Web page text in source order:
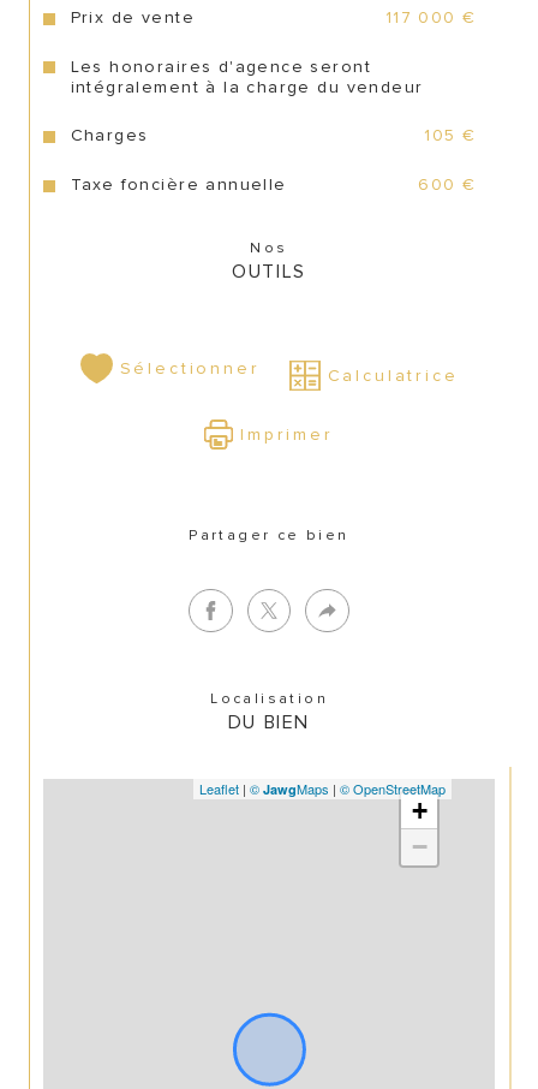
Prix de vente 117 000 €
Les honoraires d'agence seront
intégralement à la charge du vendeur
Charges 105 €
Taxe foncière annuelle 600 €
Nos
OUTILS
Sélectionner Calculatrice
Imprimer
Partager ce bien
Localisation
DU BIEN
+
−
Leaflet | © JawgMaps | © OpenStreetMap